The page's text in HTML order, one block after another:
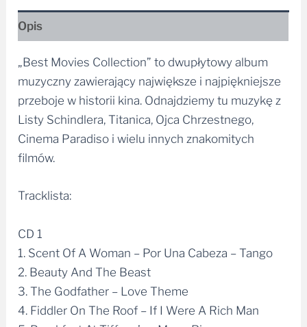
Opis
„Best Movies Collection” to dwupłytowy album
muzyczny zawierający największe i najpiękniejsze
przeboje w historii kina. Odnajdziemy tu muzykę z
Listy Schindlera, Titanica, Ojca Chrzestnego,
Cinema Paradiso i wielu innych znakomitych
filmów.
Tracklista:
CD 1
1. Scent Of A Woman – Por Una Cabeza – Tango
2. Beauty And The Beast
3. The Godfather – Love Theme
4. Fiddler On The Roof – If I Were A Rich Man